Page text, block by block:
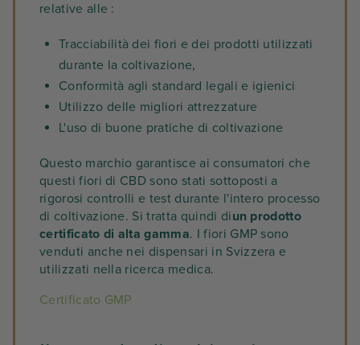
relative alle :
Tracciabilità dei fiori e dei prodotti utilizzati
durante la coltivazione,
Conformità agli standard legali e igienici
Utilizzo delle migliori attrezzature
L'uso di buone pratiche di coltivazione
Questo marchio garantisce ai consumatori che
questi fiori di CBD sono stati sottoposti a
rigorosi controlli e test durante l'intero processo
di coltivazione. Si tratta quindi diun prodotto
certificato di alta gamma. I fiori GMP sono
venduti anche nei dispensari in Svizzera e
utilizzati nella ricerca medica.
Certificato GMP